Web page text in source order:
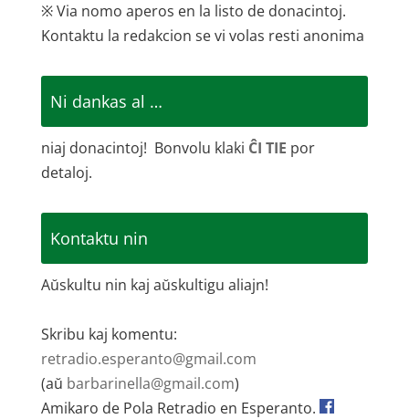
※ Via nomo aperos en la listo de donacintoj.
Kontaktu la redakcion se vi volas resti anonima
Ni dankas al …
niaj donacintoj! Bonvolu klaki ĈI TIE por
detaloj.
Kontaktu nin
Aŭskultu nin kaj aŭskultigu aliajn!
Skribu kaj komentu:
retradio.esperanto@gmail.com
(aŭ barbarinella@gmail.com)
Amikaro de Pola Retradio en Esperanto.